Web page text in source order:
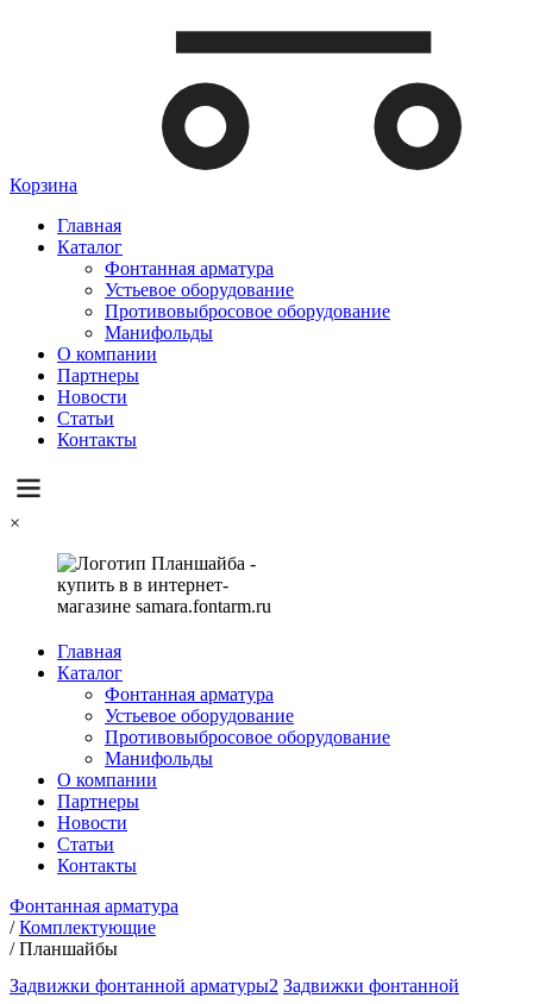
Корзина
Главная
Каталог
Фонтанная арматура
Устьевое оборудование
Противовыбросовое оборудование
Манифольды
О компании
Партнеры
Новости
Статьи
Контакты
×
Главная
Каталог
Фонтанная арматура
Устьевое оборудование
Противовыбросовое оборудование
Манифольды
О компании
Партнеры
Новости
Статьи
Контакты
Фонтанная арматура
/Комплектующие
/Планшайбы
Задвижки фонтанной арматуры2 Задвижки фонтанной